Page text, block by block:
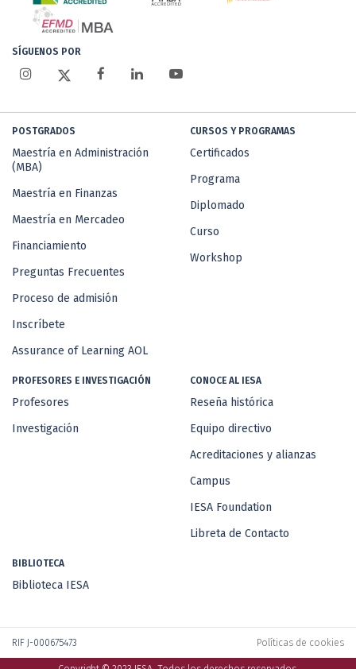
SÍGUENOS POR
POSTGRADOS
Maestría en Administración
(MBA)
Maestría en Finanzas
Maestría en Mercadeo
Financiamiento
Preguntas Frecuentes
Proceso de admisión
Inscríbete
Assurance of Learning AOL
CURSOS Y PROGRAMAS
Certificados
Programa
Diplomado
Curso
Workshop
PROFESORES E INVESTIGACIÓN
Profesores
Investigación
CONOCE AL IESA
Reseña histórica
Equipo directivo
Acreditaciones y alianzas
Campus
IESA Foundation
Libreta de Contacto
BIBLIOTECA
Biblioteca IESA
RIF J-000675473 Políticas de cookies